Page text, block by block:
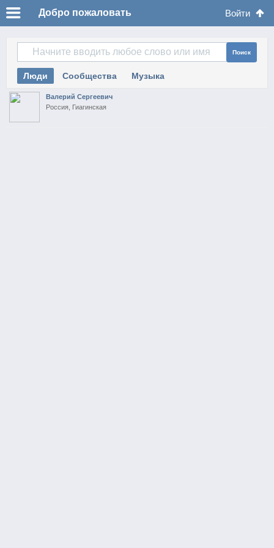
Войти
Добро пожаловать
Поиск
Люди Сообщества Музыка
Валерий Сергеевич
Россия, Гиагинская